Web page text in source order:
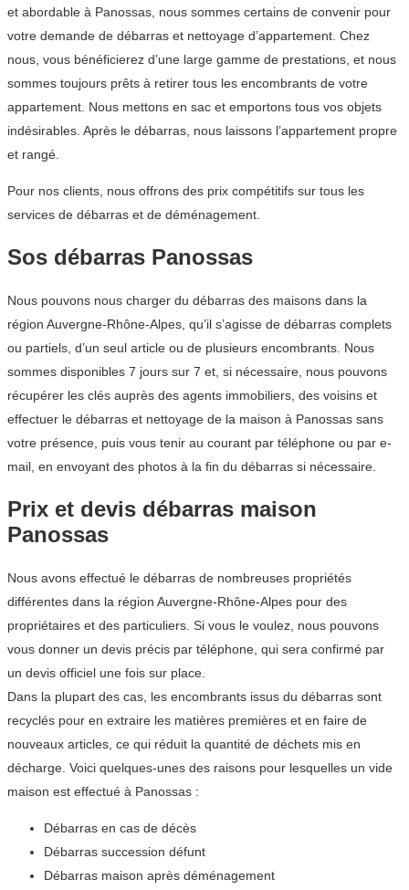
et abordable à Panossas, nous sommes certains de convenir pour
votre demande de débarras et nettoyage d’appartement. Chez
nous, vous bénéficierez d’une large gamme de prestations, et nous
sommes toujours prêts à retirer tous les encombrants de votre
appartement. Nous mettons en sac et emportons tous vos objets
indésirables. Après le débarras, nous laissons l’appartement propre
et rangé.
Pour nos clients, nous offrons des prix compétitifs sur tous les
services de débarras et de déménagement.
Sos débarras Panossas
Nous pouvons nous charger du débarras des maisons dans la
région Auvergne-Rhône-Alpes, qu’il s’agisse de débarras complets
ou partiels, d’un seul article ou de plusieurs encombrants. Nous
sommes disponibles 7 jours sur 7 et, si nécessaire, nous pouvons
récupérer les clés auprès des agents immobiliers, des voisins et
effectuer le débarras et nettoyage de la maison à Panossas sans
votre présence, puis vous tenir au courant par téléphone ou par e-
mail, en envoyant des photos à la fin du débarras si nécessaire.
Prix et devis débarras maison
Panossas
Nous avons effectué le débarras de nombreuses propriétés
différentes dans la région Auvergne-Rhône-Alpes pour des
propriétaires et des particuliers. Si vous le voulez, nous pouvons
vous donner un devis précis par téléphone, qui sera confirmé par
un devis officiel une fois sur place.
Dans la plupart des cas, les encombrants issus du débarras sont
recyclés pour en extraire les matières premières et en faire de
nouveaux articles, ce qui réduit la quantité de déchets mis en
décharge. Voici quelques-unes des raisons pour lesquelles un vide
maison est effectué à Panossas :
Débarras en cas de décès
Débarras succession défunt
Débarras maison après déménagement